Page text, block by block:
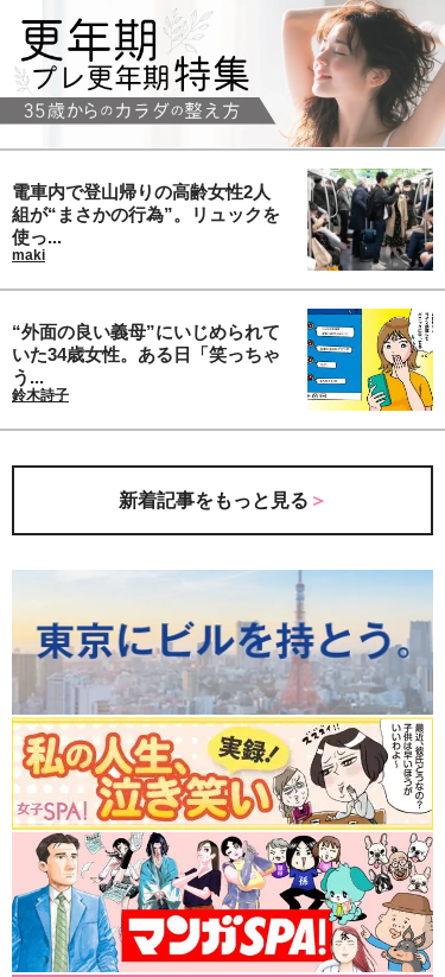
電車内で登山帰りの高齢女性2人
組が“まさかの行為”。リュックを
使っ...
maki
“外面の良い義母”にいじめられて
いた34歳女性。ある日「笑っちゃ
う...
鈴木詩子
新着記事をもっと見る